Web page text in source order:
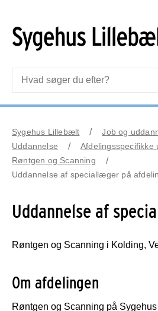
Sygehus Lillebælt
Job og
Uddannelse
Afdelingsspecifikke
Røntgen og Scanning
Uddannelse af speciallæger på
Uddannelse af
Røntgen og Scanning i Kolding,
Om afdelingen
Røntgen og Scanning på